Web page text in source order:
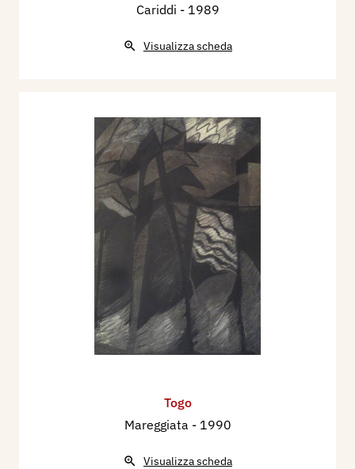
Cariddi - 1989
Visualizza scheda
Togo
Mareggiata - 1990
Visualizza scheda